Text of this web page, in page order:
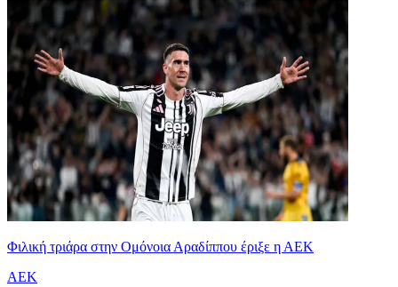
Φιλική τριάρα στην Ομόνοια Αραδίππου έριξε η ΑΕΚ
ΑΕΚ